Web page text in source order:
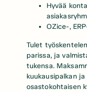
Hyvää
OZice-,
Tulet
parissa, ja
tukensa.
kuukausipalkan
osastokohtaisen